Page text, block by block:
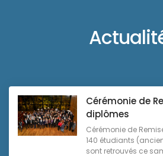
Cérémonie de
diplômes
Cérémonie de
140 étudiants
sont retrouvés ce